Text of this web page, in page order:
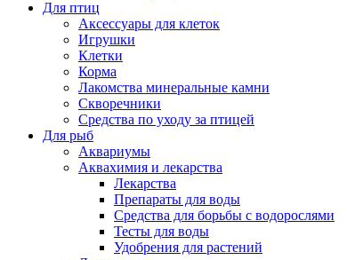
Для птиц
Аксессуары для клеток
Игрушки
Клетки
Корма
Лакомства минеральные камни
Скворечники
Средства по уходу за птицей
Для рыб
Аквариумы
Аквахимия и лекарства
Лекарства
Препараты для воды
Средства для борьбы с водорослями
Тесты для воды
Удобрения для растений